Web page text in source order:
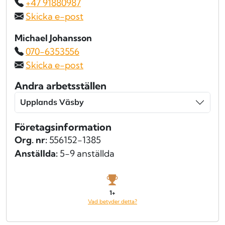
+47 91880987
Skicka e-post
Michael Johansson
070-6353556
Skicka e-post
Andra arbetsställen
Upplands Väsby
Företagsinformation
Org. nr: 556152-1385
Anställda: 5-9 anställda
1+
Vad betyder detta?